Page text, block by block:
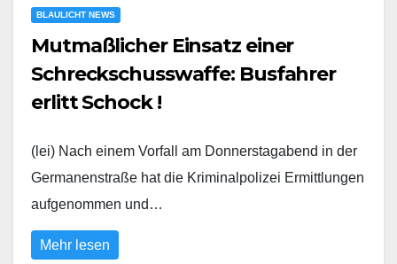
BLAULICHT NEWS
Mutmaßlicher Einsatz einer
Schreckschusswaffe: Busfahrer
erlitt Schock !
(lei) Nach einem Vorfall am Donnerstagabend in der
Germanenstraße hat die Kriminalpolizei Ermittlungen
aufgenommen und…
Mehr lesen